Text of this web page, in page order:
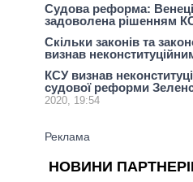
Судова реформа:
задоволена рішенням
Скільки законів та
визнав
КСУ визнав
судової реформи
2020, 19:54